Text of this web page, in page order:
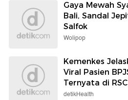
Gaya Mewah
Bali, Sandal
Salfok
Wolipop
Kemenkes
Viral Pasien
Ternyata di
detikHealth